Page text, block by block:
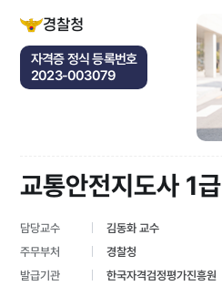
경찰청
자격증 정식 등록번호
2023-003079
교통안전지도사 1급
담당교수
김동화 교수
주무부처
경찰청
발급기관
한국자격검정평가진흥원